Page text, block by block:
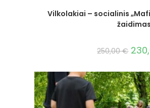
Vilkolakiai – socialinis
žaidimas
250,00€